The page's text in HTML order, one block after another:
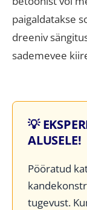
paigaldatakse
dreeniv
sademevee
💡
ALUSELE!
Pööratud
tugevust.